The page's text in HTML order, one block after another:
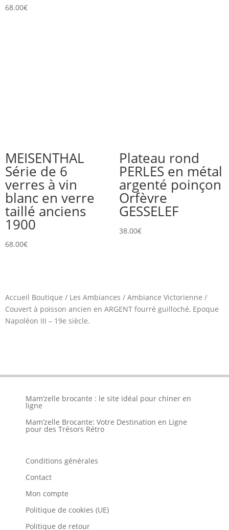
68.00€
MEISENTHAL
Série de 6
verres à vin
blanc en verre
taillé anciens
1900
68.00€
Plateau rond
PERLES en métal
argenté poinçon
Orfèvre
GESSELEF
38.00€
Accueil Boutique / Les Ambiances / Ambiance Victorienne /
Couvert à poisson ancien en ARGENT fourré guilloché, Epoque
Napoléon III – 19e siècle.
Mam’zelle brocante : le site idéal pour chiner en
ligne
Mam’zelle Brocante: Votre Destination en Ligne
pour des Trésors Rétro
Conditions générales
Contact
Mon compte
Politique de cookies (UE)
Politique de retour